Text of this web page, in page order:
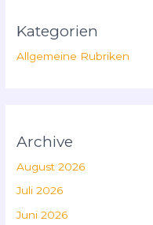
Kategorien
Allgemeine Rubriken
Archive
August 2026
Juli 2026
Juni 2026